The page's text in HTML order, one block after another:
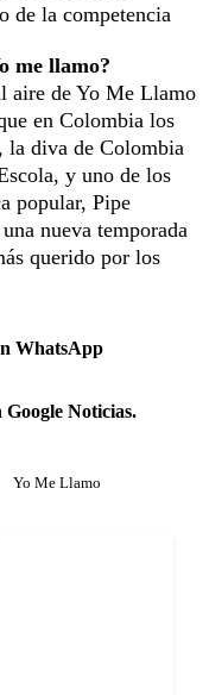
de la competencia
me llamo?
aire de Yo Me Llamo
en Colombia los
la diva de Colombia
y uno de los
popular, Pipe
nueva temporada
querido por los
WhatsApp
Noticias.
Yo Me Llamo